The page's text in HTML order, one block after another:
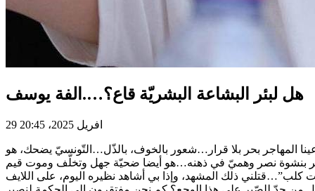
هل لبئر البشاعة البشريّة قاع؟….الفة يوسف
29 افريل 2025، 20:45
المهاجر بحر بلا قرار…شعور بالخوف، بالذّل…التّونسيّ يضحك، هو